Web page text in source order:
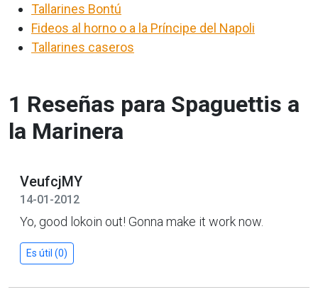
Tallarines Bontú
Fideos al horno o a la Príncipe del Napoli
Tallarines caseros
1 Reseñas para Spaguettis a
la Marinera
VeufcjMY
14-01-2012
Yo, good lokoin out! Gonna make it work now.
Es útil (0)